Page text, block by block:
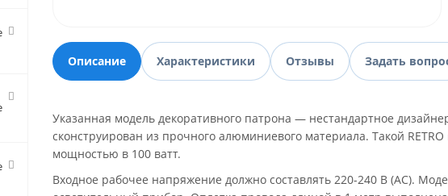
Описание Характеристики Отзывы Задать
Указанная модель декоративного патрона — нестандартное
сконструирован из прочного алюминиевого материала. Такой
мощностью в 100 ватт.
Входное рабочее напряжение должно составлять 220-240 В (АС).